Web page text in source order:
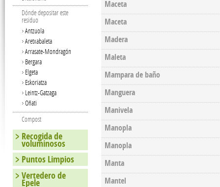
Maceta
Maceta
Madera
Maleta
Mampara de baño
Manguera
Manivela
Manopla
Manopla
Manta
Mantel
Dónde depositar este
residuo
Antzuola
Aretxabaleta
Arrasate-Mondragón
Bergara
Elgeta
Eskoriatza
Leintz-Gatzaga
Oñati
Compost
Recogida de
voluminosos
Puntos Limpios
Vertedero de
Epele